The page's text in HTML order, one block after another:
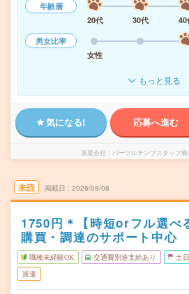
年齢層
20代
30代 40
男女比率
女性
もっと見る
気になる! 応募へ進む
派遣会社 パーソルテンプスタッフ
未読 掲載日 2026/08/08
1750円＊【時短orフル選べ
購買・調達のサポート中心
職種未経験OK 交通費別途支給あり 土
派遣